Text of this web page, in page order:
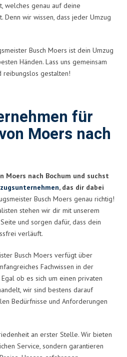
welches genau auf deine
Denn wir wissen, dass jeder Umzug
Busch Moers ist dein Umzug
Händen. Lass uns gemeinsam
reibungslos gestalten!
für
Moers nach
Moers nach Bochum und suchst
, das dir dabei
Busch Moers genau richtig!
stehen wir dir mit unserem
und sorgen dafür, dass dein
verläuft.
Busch Moers verfügt über
Fachwissen in der
ob es sich um einen privaten
wir sind bestens darauf
Bedürfnisse und Anforderungen
an erster Stelle. Wir bieten
Service, sondern garantieren